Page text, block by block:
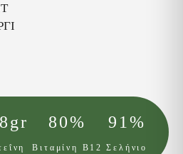
80%
Βιταμίνη Β12
91%
Σελήνιο